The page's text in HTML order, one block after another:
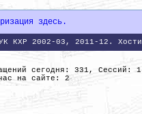
здесь.
КХР 2002-03, 2011-12.
сегодня: 331, Сессий: 1
на сайте: 2